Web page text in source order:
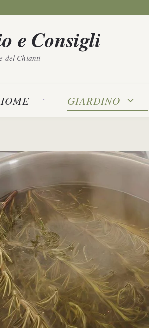
e Consigli
del Chianti
GIARDINO